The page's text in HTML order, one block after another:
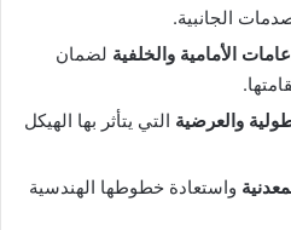
الجانبية.
الأمامية والخلفية لضمان
والعرضية التي يتأثر بها الهيكل
واستعادة خطوطها الهندسية